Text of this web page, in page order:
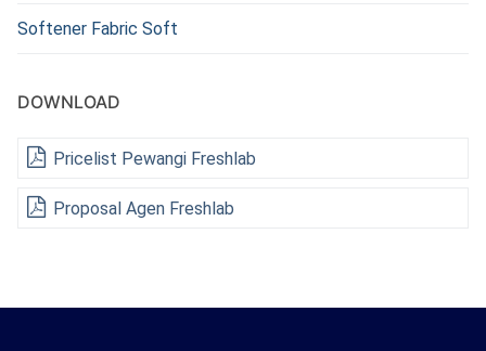
Softener Fabric Soft
DOWNLOAD
Pricelist Pewangi Freshlab
Proposal Agen Freshlab